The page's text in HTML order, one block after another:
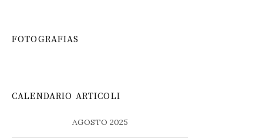
FOTOGRAFIAS
CALENDARIO ARTICOLI
AGOSTO 2025